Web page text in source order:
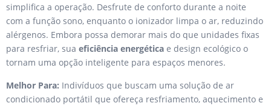
simplifica a operação. Desfrute de conforto durante a noite
com a função sono, enquanto o ionizador limpa o ar, reduzindo
alérgenos. Embora possa demorar mais do que unidades fixas
para resfriar, sua eficiência energética e design ecológico o
tornam uma opção inteligente para espaços menores.
Melhor Para: Indivíduos que buscam uma solução de ar
condicionado portátil que ofereça resfriamento, aquecimento e